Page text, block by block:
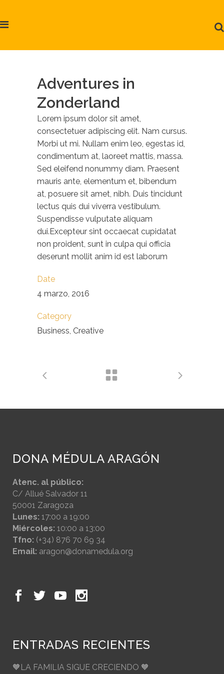
Adventures in
Zonderland
Lorem ipsum dolor sit amet,
consectetuer adipiscing elit. Nam cursus.
Morbi ut mi. Nullam enim leo, egestas id,
condimentum at, laoreet mattis, massa.
Sed eleifend nonummy diam. Praesent
mauris ante, elementum et, bibendum
at, posuere sit amet, nibh. Duis tincidunt
lectus quis dui viverra vestibulum.
Suspendisse vulputate aliquam
dui.Excepteur sint occaecat cupidatat
non proident, sunt in culpa qui officia
deserunt mollit anim id est laborum
Date
4 marzo, 2016
Category
Business, Creative
DONA MÉDULA ARAGÓN
Atenc. al público:
C/ Allué Salvador 11
50001 Zaragoza
Lunes: 17:00 a 19:00
Miércoles: 10:00 a 13:00
Tfno: (+34) 876 70 69 34
Email: aragon@donamedula.org
ENTRADAS RECIENTES
🧡LA FAMILIA SIGUE CRECIENDO 🧡